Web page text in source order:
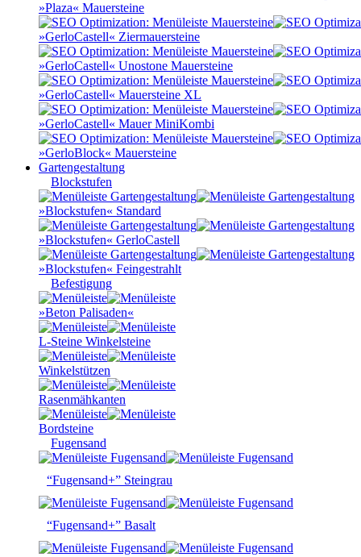
»Plaza« Mauersteine
»GerloCastell« Ziermauersteine
»GerloCastell« Unostone Mauersteine
»GerloCastell« Mauersteine XL
»GerloCastell« Mauer MiniKombi
»GerloBlock« Mauersteine
Gartengestaltung
Blockstufen
»Blockstufen« Standard
»Blockstufen« GerloCastell
»Blockstufen« Feingestrahlt
Befestigung
»Beton Palisaden«
L-Steine Winkelsteine
Winkelstützen
Rasenmähkanten
Bordsteine
Fugensand
“Fugensand+” Steingrau
“Fugensand+” Basalt